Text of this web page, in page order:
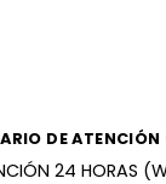
DE ATENCIÓN
24 HORAS